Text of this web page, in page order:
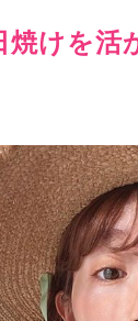
けを活